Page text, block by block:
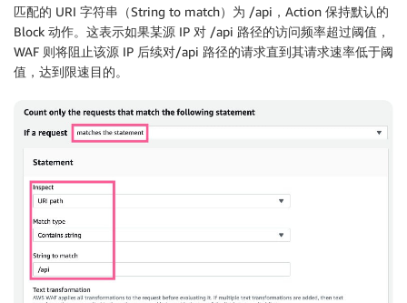
匹配的 URI 字符串（String to match）为 /api，Action 保持默认的
Block 动作。这表示如果某源 IP 对 /api 路径的访问频率超过阈值，
WAF 则将阻止该源 IP 后续对/api 路径的请求直到其请求速率低于阈
值，达到限速目的。